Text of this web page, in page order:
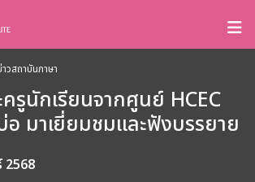
วสถาบันภาษา
รูนักเรียนจากศูนย์ HCEC
อ มาเยี่ยมชมและฟังบรรยาย
2568